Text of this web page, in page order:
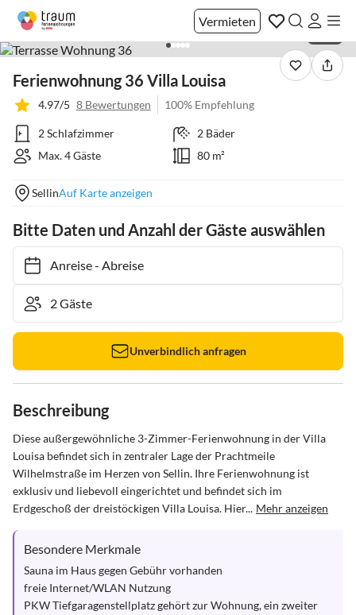
Vermieten
Ferienwohnung 36 Villa Louisa
4.97/5 8 Bewertungen 100% Empfehlung
2 Schlafzimmer
2 Bäder
Max. 4 Gäste
80 m²
SellinAuf Karte anzeigen
Bitte Daten und Anzahl der Gäste auswählen
Anreise- Abreise
Unverbindlich anfragen
Beschreibung
Diese außergewöhnliche 3-Zimmer-Ferienwohnung in der Villa
Louisa befindet sich in zentraler Lage der Prachtmeile
Wilhelmstraße im Herzen von Sellin. Ihre Ferienwohnung ist
exklusiv und liebevoll eingerichtet und befindet sich im
Erdgeschoß der dreistöckigen Villa Louisa. Hier... Mehr anzeigen
Besondere Merkmale
Sauna im Haus gegen Gebühr vorhanden
freie Internet/WLAN Nutzung
PKW Tiefgaragenstellplatz gehört zur Wohnung, ein zweiter